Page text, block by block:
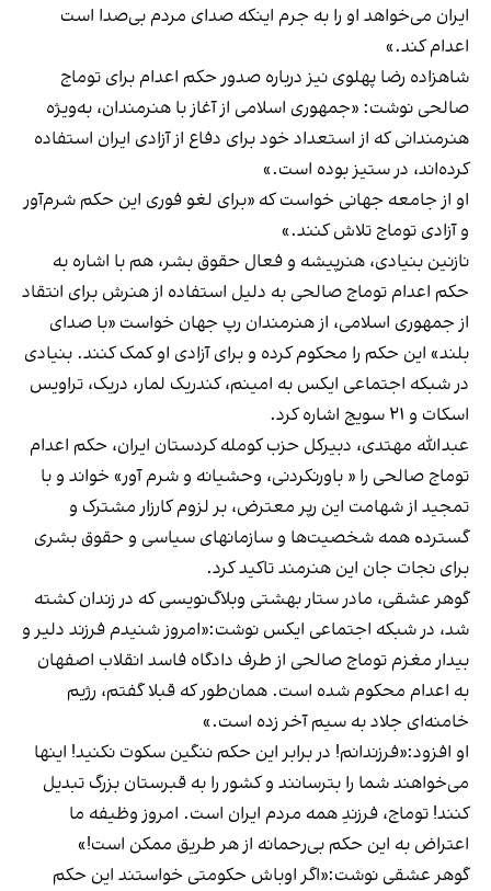
ایران می‌خواهد او را به جرم اینکه صدای مردم بی‌صدا است
اعدام کند.»
شاهزاده رضا پهلوی نیز درباره صدور حکم اعدام برای توماج
صالحی نوشت: «جمهوری اسلامی از آغاز با هنرمندان، به‌ویژه
هنرمندانی که از استعداد خود برای دفاع از آزادی ایران استفاده
کرده‌اند، در ستیز بوده است.»
او از جامعه جهانی خواست که «برای لغو فوری این حکم شرم‌آور
و آزادی توماج تلاش کنند.»
نازنین بنیادی، هنرپیشه و فعال حقوق بشر، هم با اشاره به
حکم اعدام توماج صالحی به دلیل استفاده از هنرش برای انتقاد
از جمهوری اسلامی، از هنرمندان رپ جهان خواست «با صدای
بلند» این حکم را محکوم کرده و برای آزادی او کمک کنند. بنیادی
در شبکه اجتماعی ایکس به امینم، کندریک لمار، دریک، تراویس
اسکات و ۲۱ سویج اشاره کرد.
عبدالله مهتدی، دبیرکل حزب کومله کردستان ایران، حکم اعدام
توماج صالحی را « باورنکردنی، وحشیانه و شرم آور» خواند و با
تمجید از شهامت این رپر معترض، بر لزوم کارزار مشترک و
گستردە همه شخصیت‌ها و سازمانهای سیاسی و حقوق بشری
برای نجات جان این هنرمند تاکید کرد.
گوهر عشقی، مادر ستار بهشتی وبلاگ‌نویسی که در زندان کشته
شد، در شبکه اجتماعی ایکس نوشت:«امروز شنیدم فرزند دلیر و
بیدار مغزم توماج صالحى از طرف دادگاه فاسد انقلاب اصفهان
به اعدام محکوم شده است. همان‌طور که قبلا گفتم، رژیم
خامنه‌ای جلاد به سیم آخر زده است‌.»
او افزود:«فرزندانم! در برابر این حکم ننگین سکوت نکنید! اینها
می‌خواهند شما را بترسانند و کشور را به قبرستان بزرگ تبدیل
کنند! توماج، فرزندِ همه مردم ایران است. امروز وظیفه ما
اعتراض به این حکم بی‌رحمانه از هر طریق ممکن است!»
گوهر عشقی نوشت:«اگر اوباش حکومتی خواستند این حکم